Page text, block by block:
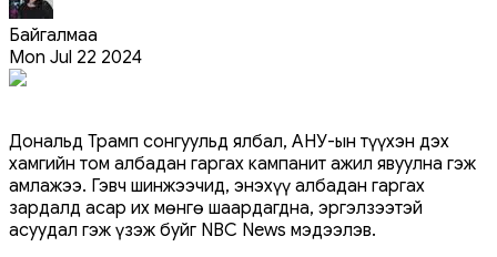
Байгалмаа
Mon Jul 22 2024
Дональд Трамп сонгуульд ялбал, АНУ-ын түүхэн дэх
хамгийн том албадан гаргах кампанит ажил явуулна гэж
амлажээ. Гэвч шинжээчид, энэхүү албадан гаргах
зардалд асар их мөнгө шаардагдна, эргэлзээтэй
асуудал гэж үзэж буйг NBC News мэдээлэв.